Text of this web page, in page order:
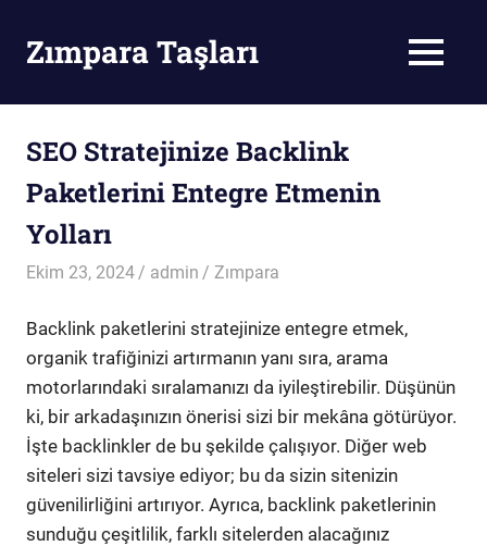
contentZımpara Taşları MENU
SEO Stratejinize Backlink
Paketlerini Entegre Etmenin
Yolları
Ekim 23, 2024 admin Zımpara
Backlink paketlerini stratejinize entegre etmek,
organik trafiğinizi artırmanın yanı sıra, arama
motorlarındaki sıralamanızı da iyileştirebilir. Düşünün
ki, bir arkadaşınızın önerisi sizi bir mekâna götürüyor.
İşte backlinkler de bu şekilde çalışıyor. Diğer web
siteleri sizi tavsiye ediyor; bu da sizin sitenizin
güvenilirliğini artırıyor. Ayrıca, backlink paketlerinin
sunduğu çeşitlilik, farklı sitelerden alacağınız